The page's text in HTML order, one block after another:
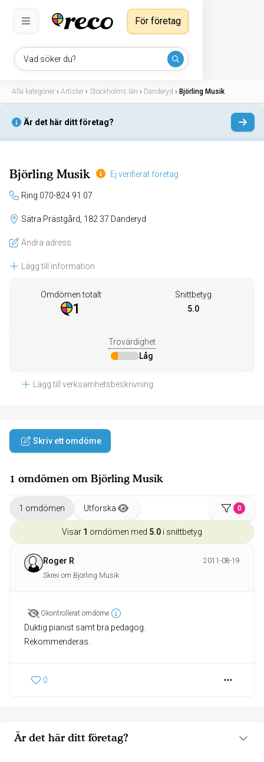
Vad söker du?
För företag
Alla kategorier › Artister › Stockholms län › Danderyd › Björling Musik
Är det här ditt företag?
Björling Musik Ej verifierat företag
Ring 070-824 91 07
Sätra Prästgård, 182 37 Danderyd
Ändra adress
Lägg till information
Omdömen totalt
1
Snittbetyg
5.0
Trovärdighet
Låg
Lägg till verksamhetsbeskrivning
Är det här ditt företag?
Skriv ett omdöme
1 omdömen om Björling Musik
1 omdömen Utforska 0
Visar 1 omdömen med 5.0 i snittbetyg
Roger R
2011-08-19
Skrev om Björling Musik
Okontrollerat omdöme
Duktig pianist samt bra pedagog.
Rekommenderas.
0